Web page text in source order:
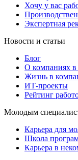
Хочу у вас
Экспертная
Новости и статьи
Блог
О компаниях
Жизнь в
ИТ-проекты
Рейтинг
Молодым
Карьера для
Школа
Карьера в